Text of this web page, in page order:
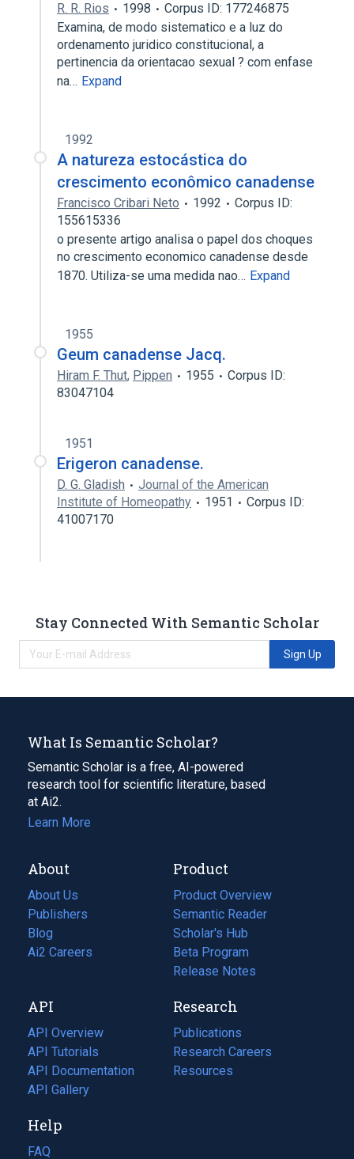
R. R. Rios 1998
Corpus ID: 177246875
Examina, de modo sistematico e a luz do
ordenamento juridico constitucional, a
pertinencia da orientacao sexual ? com enfase
na… Expand
1992
A natureza estocástica do
crescimento econômico canadense
Francisco Cribari Neto 1992
Corpus ID:
155615336
o presente artigo analisa o papel dos choques
no crescimento economico canadense desde
1870. Utiliza-se uma medida nao… Expand
1955
Geum canadense Jacq.
Hiram F. Thut, Pippen 1955
Corpus ID:
83047104
1951
Erigeron canadense.
D. G. Gladish
Journal of the American
Institute of Homeopathy
1951
Corpus ID:
41007170
Stay Connected With Semantic Scholar
Sign Up
What Is Semantic Scholar?
Semantic Scholar is a free, AI-powered
research tool for scientific literature, based
at Ai2.
Learn More
About
About Us
Publishers
Blog
(opens
in
tab)
Ai2 Careers
(opens
new
tab)
Product
Product Overview
Semantic Reader
Scholar's Hub
Beta Program
Release Notes
API
API Overview
API Tutorials
API Documentation
(opens
in
new
tab)
API Gallery
Research
Publications
(opens
in
a
Research Careers
(opens
in
Resources
(opens
Help
FAQ